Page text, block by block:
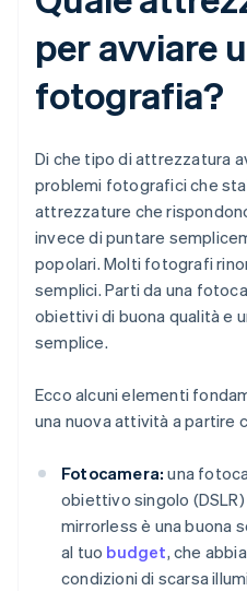
per avviare
fotografia?
Di che tipo di attrezzatura
problemi fotografici che
attrezzature che
invece di puntare
popolari. Molti fotografi
semplici. Parti da una
obiettivi di buona qualità e
semplice.
Ecco alcuni elementi
una nuova attività a partire
Fotocamera: una
obiettivo singolo
mirrorless è una buona
al tuo budget, che
condizioni di scarsa